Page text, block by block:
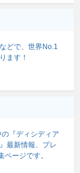
どで、世界No.1
ます！
『ディシディア
最新情報、プレ
ージです。